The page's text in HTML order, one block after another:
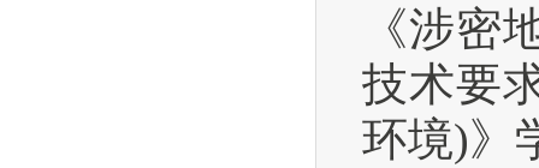
《涉密
技术要
环境)》